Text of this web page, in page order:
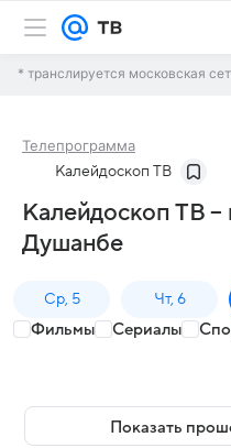
* транслируется московская
Телепрограмма
Калейдоскоп ТВ
Калейдоскоп ТВ –
Душанбе
Ср, 5 Чт, 6
Фильмы Сериалы
Показать